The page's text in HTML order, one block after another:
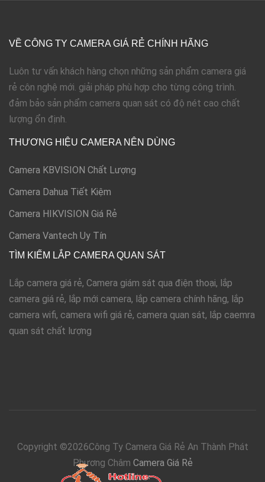
VỀ CÔNG TY CAMERA GIÁ RẺ CHÍNH HÃNG
Luôn tư vấn khách hàng chọn những sản phẩm camera giá
rẻ côn nghệ mới. giải pháp phù hợp cho từng công trình.
đảm bảo sản phẩm camera quan sát có độ nét cao chất
lượng ổn định.
THƯƠNG HIỆU CAMERA NÊN DÙNG
Camera KBVISION Chất Lượng
Camera Dahua Tiết Kiệm
Camera HIKVISION Giá Rẻ
Camera Vantech Uy Tín
TÌM KIẾM LẮP CAMERA QUAN SÁT
Lắp camera giá rẻ, Camera giám sát qua điện thoại, lắp
camera giá rẻ, lắp mới camera, lắp camera chính hãng, lắp
camera wifi, camera wifi giá rẻ, camera quan sát, lắp caemra
quan sát chất lượng
Copyright ©2026Công Ty Camera Giá Rẻ An Thành Phát
Phương Châm Camera Giá Rẻ